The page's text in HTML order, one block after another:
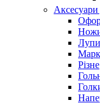
Лупи
Різне